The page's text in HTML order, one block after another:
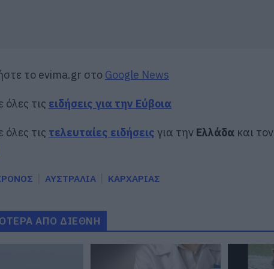
το evima.gr στο Google News
τις ειδήσεις για την Εύβοια
τις τελευταίες ειδήσεις για την Ελλάδα και τον
ΑΥΣΤΡΑΛΙΑ ΚΑΡΧΑΡΙΑΣ
ΑΠΟ ΔΙΕΘΝΗ